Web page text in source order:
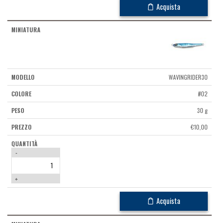
Acquista
WAVINGRIDER30
#02
30 g
€10,00
-
+
Acquista